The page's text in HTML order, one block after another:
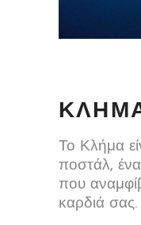
Το Κλήμα
ποστάλ,
που
καρδιά σας.